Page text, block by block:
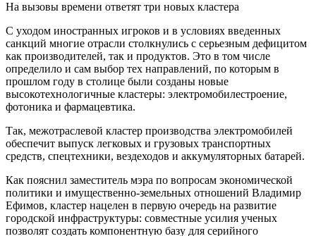
На вызовы времени ответят три новых кластера
С уходом иностранных игроков и в условиях введенных
санкций многие отрасли столкнулись с серьезным дефицитом
как производителей, так и продуктов. Это в том числе
определило и сам выбор тех направлений, по которым в
прошлом году в столице были созданы новые
высокотехнологичные кластеры: электромобилестроение,
фотоника и фармацевтика.
Так, межотраслевой кластер производства электромобилей
обеспечит выпуск легковых и грузовых транспортных
средств, спецтехники, вездеходов и аккумуляторных батарей.
Как пояснил заместитель мэра по вопросам экономической
политики и имущественно-земельных отношений Владимир
Ефимов, кластер нацелен в первую очередь на развитие
городской инфраструктуры: совместные усилия ученых
позволят создать компонентную базу для серийного